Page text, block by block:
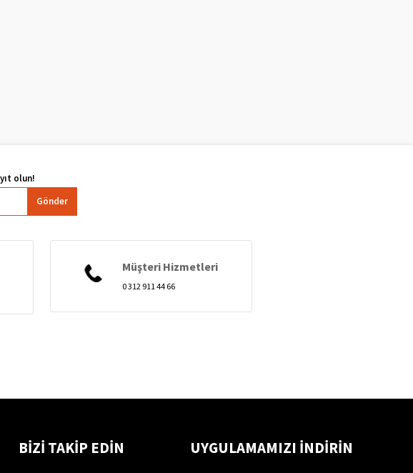
Gönder
Müşteri Hizmetleri
0 312 911 44 66
BİZİ TAKİP EDİN UYGULAMAMIZI İNDİRİN